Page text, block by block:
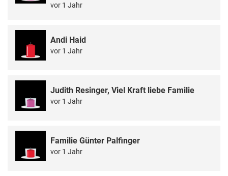
vor 1 Jahr
Andi Haid
vor 1 Jahr
Judith Resinger, Viel Kraft liebe Familie
vor 1 Jahr
Familie Günter Palfinger
vor 1 Jahr